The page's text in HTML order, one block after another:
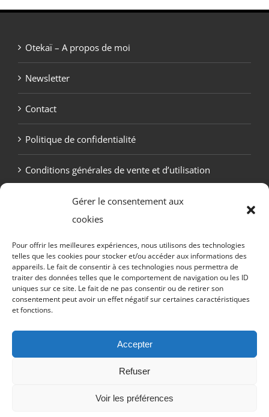
Gérer le consentement aux
cookies
Pour offrir les meilleures expériences, nous utilisons des technologies
telles que les cookies pour stocker et/ou accéder aux informations des
appareils. Le fait de consentir à ces technologies nous permettra de
traiter des données telles que le comportement de navigation ou les ID
uniques sur ce site. Le fait de ne pas consentir ou de retirer son
consentement peut avoir un effet négatif sur certaines caractéristiques
et fonctions.
Accepter
Refuser
Voir les préférences
Otekaï – A propos de moi
Newsletter
Contact
Politique de confidentialité
Conditions générales de vente et d’utilisation
Politique de cookies (UE)
DiscordX